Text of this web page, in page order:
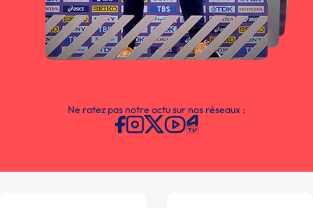
Ne ratez pas notre actu sur nos réseaux :